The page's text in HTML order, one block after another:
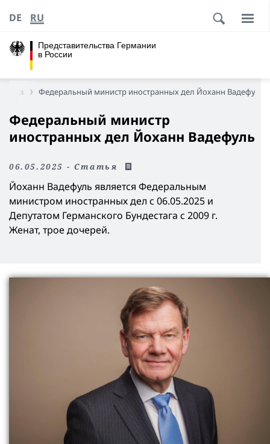
Представительства Германии
в России
DE RU
Федеральный министр иностранных дел Йоханн Вадефуль
Федеральный министр
иностранных дел Йоханн Вадефуль
06.05.2025 - Статья
Йоханн Вадефуль является Федеральным
министром иностранных дел с 06.05.2025 и
Депутатом Германского Бундестага с 2009 г.
Женат, трое дочерей.